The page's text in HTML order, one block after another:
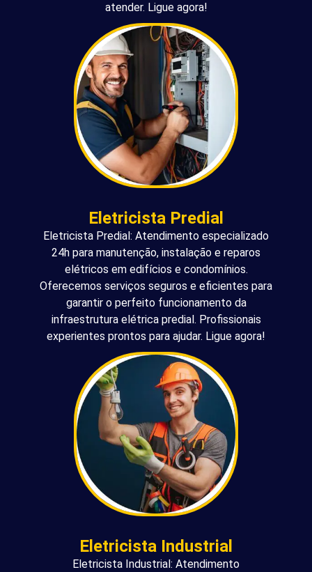
atender. Ligue agora!
Eletricista Predial
Eletricista Predial: Atendimento especializado
24h para manutenção, instalação e reparos
elétricos em edifícios e condomínios.
Oferecemos serviços seguros e eficientes para
garantir o perfeito funcionamento da
infraestrutura elétrica predial. Profissionais
experientes prontos para ajudar. Ligue agora!
Eletricista Industrial
Eletricista Industrial: Atendimento